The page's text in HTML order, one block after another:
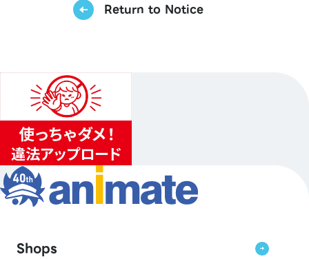
Return to Notice
Shops